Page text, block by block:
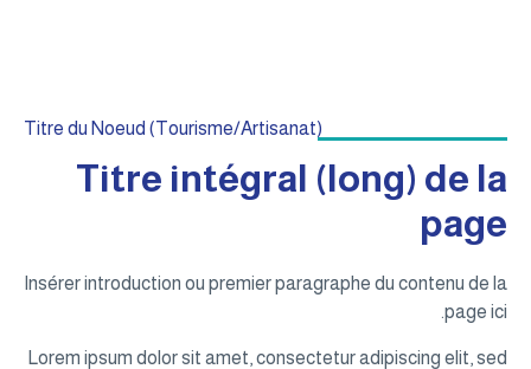
Titre du Noeud (Tourisme/Artisanat)
Titre intégral (long) de la
page
Insérer introduction ou premier paragraphe du contenu de la
page ici.
Lorem ipsum dolor sit amet, consectetur adipiscing elit, sed